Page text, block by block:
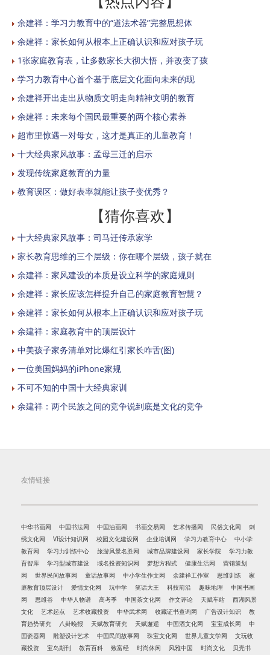
余建祥：学习力教育中的“道法术器”完整思想体
余建祥：家长如何从根本上正确认识和应对孩子玩
1张家庭教育表，让多数家长大彻大悟，并改变了孩
学习力教育中心首个基于底层文化面向未来的现
余建祥开出走出从物质文明走向精神文明的教育
余建祥：未来每个国民最重要的两个核心素养
超市里惊遇一对母女，这才是真正的儿童教育！
十大经典家风故事：孟母三迁的启示
发现传统家庭教育的力量
教育误区：做好表率就能让孩子变优秀？
【猜你喜欢】
十大经典家风故事：司马迁传承家学
家长教育思维的三个层级：你在哪个层级，孩子就在
余建祥：家风建设的本质是设立科学的家庭规则
余建祥：家长应该怎样提升自己的家庭教育智慧？
余建祥：家长如何从根本上正确认识和应对孩子玩
余建祥：家庭教育中的顶层设计
中美孩子家务清单对比爆红引家长咋舌(图)
一位美国妈妈的iPhone家规
不可不知的中国十大经典家训
余建祥：两个民族之间的竞争说到底是文化的竞争
友情链接
中华书画网 中国书法网 中国油画网 书画交易网 艺术传播网 民俗文化网
刺
绣文化网
VI设计知识网 校园文化建设网 企业培训网 学习力教育中心
中小学
教育网
学习力训练中心 旅游风景名胜网 城市品牌建设网 家长学院
学习力教
育智库
学习型城市建设 域名投资知识网 梦想方程式 健康生活网
营销策划
网
世界民间故事网 童话故事网 中小学生作文网 余建祥工作室 思维训练
家
庭教育顶层设计
爱情文化网 玩中学 笑话大王 科技前沿 趣味地理
中国书画
网
思维谷 中华人物谱 高考季 中国茶文化网 作文评论 天赋车站
西湖风景
文化
艺术起点 艺术收藏投资 中华武术网 收藏证书查询网 广告设计知识
教
育趋势研究
八卦晚报 天赋教育研究 天赋邂逅 中国酒文化网 宝宝成长网
中
国瓷器网
雕塑设计艺术 中国民间故事网 珠宝文化网 世界儿童文学网
文玩收
藏投资
宝岛期刊 教育百科 致富经 时尚休闲 风雅中国 时尚文化 贝壳书